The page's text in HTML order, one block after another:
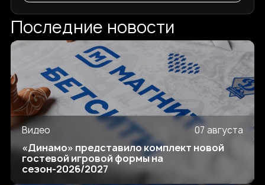
Последние новости
Видео 07 августа
«Динамо» представило комплект новой
гостевой игровой формы на
сезон-2026/2027